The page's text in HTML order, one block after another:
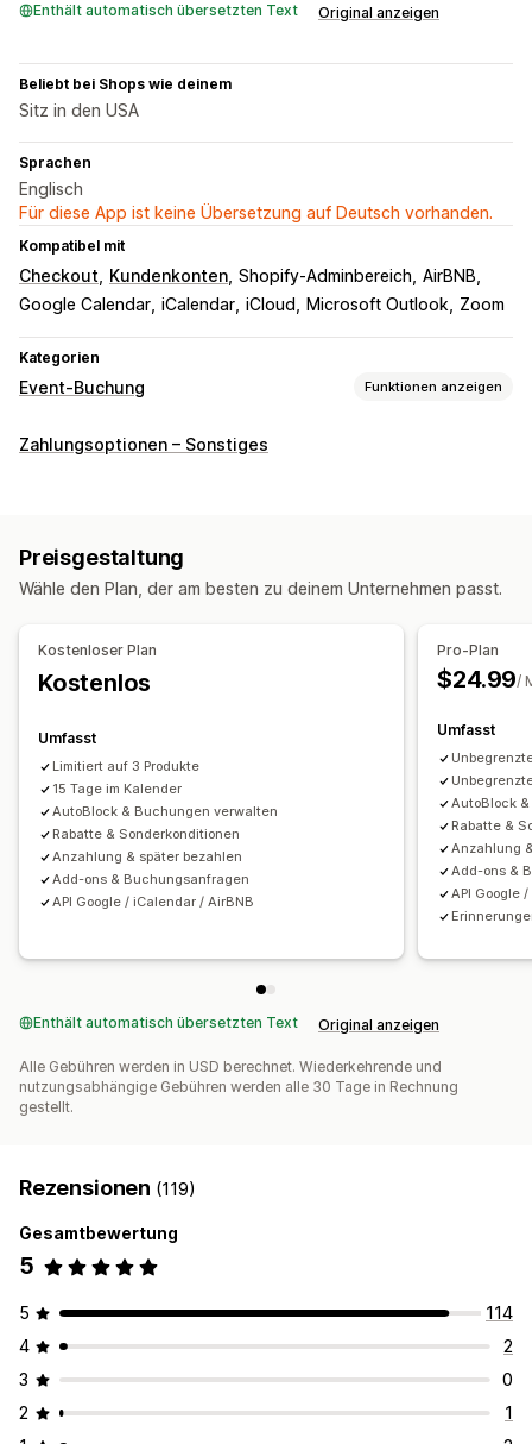
Enthält automatisch übersetzten Text Original anzeigen
Beliebt bei Shops wie deinem
Sitz in den USA
Sprachen
Englisch
Für diese App ist keine Übersetzung auf Deutsch vorhanden.
Kompatibel mit
Checkout Kundenkonten Shopify-Adminbereich AirBNB
Google Calendar iCalendar iCloud Microsoft Outlook Zoom
Kategorien
Event-Buchung Funktionen anzeigen
Eventart
Buchungsverwaltung
Kalender
Planung Zeitfenster
Sperrdaten
Kapazitätsgrenzen
Datensynchronisierung
Mehrere Standorte
Anpassung
Buchungsseiten Kalender-Widget
Benutzerdefinierte Formulare
Benutzerdefinierte Benachrichtigungen
Benutzerdefiniertes CSS
Zahlungsoptionen – Sonstiges
Preisgestaltung
Wähle den Plan, der am besten zu deinem Unternehmen passt.
Kostenloser Plan
Kostenlos
Umfasst
Limitiert auf 3 Produkte
15 Tage im Kalender
AutoBlock & Buchungen verwalten
Rabatte & Sonderkonditionen
Anzahlung & später bezahlen
Add-ons & Buchungsanfragen
API Google / iCalendar / AirBNB
Pro-Plan
$24.99/
Umfasst
AutoBlock
Rabatte &
Anzahlung
Add-ons &
API Google
Enthält automatisch übersetzten Text Original anzeigen
Alle Gebühren werden in USD berechnet. Wiederkehrende und
nutzungsabhängige Gebühren werden alle 30 Tage in Rechnung
gestellt.
Rezensionen (119)
Gesamtbewertung
5
5
114
4
2
3
0
2
1